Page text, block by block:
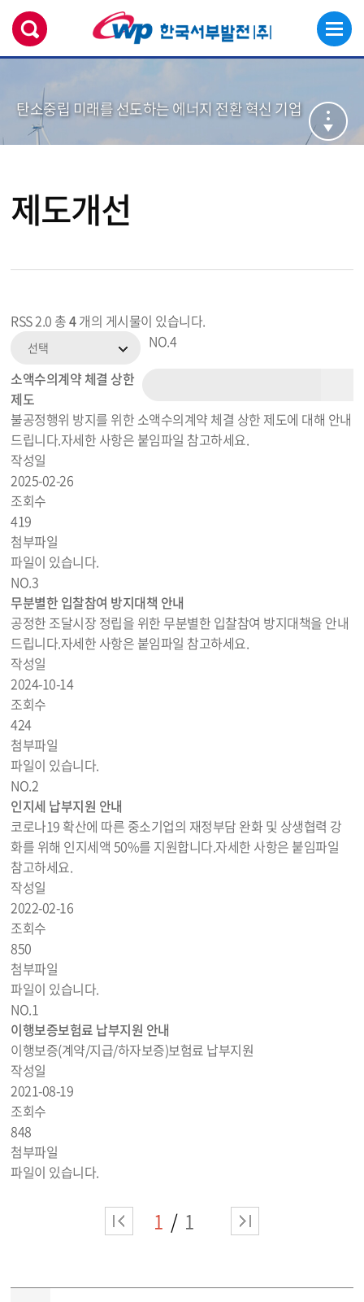
탄소중립 미래를 선도하는 에너지 전환 혁신 기업
제도개선
RSS 2.0 총4개의 게시물이 있습니다.
선택 NO.4
소액수의계약 체결 상한
제도
불공정행위 방지를 위한 소액수의계약 체결 상한 제도에 대해 안내
드립니다.자세한 사항은 붙임파일 참고하세요.
작성일
2025-02-26
조회수
419
첨부파일
파일이 있습니다.
NO.3
무분별한 입찰참여 방지대책 안내
공정한 조달시장 정립을 위한 무분별한 입찰참여 방지대책을 안내
드립니다.자세한 사항은 붙임파일 참고하세요.
작성일
2024-10-14
조회수
424
첨부파일
파일이 있습니다.
NO.2
인지세 납부지원 안내
코로나19 확산에 따른 중소기업의 재정부담 완화 및 상생협력 강
화를 위해 인지세액 50%를 지원합니다.자세한 사항은 붙임파일
참고하세요.
작성일
2022-02-16
조회수
850
첨부파일
파일이 있습니다.
NO.1
이행보증보험료 납부지원 안내
이행보증(계약/지급/하자보증)보험료 납부지원
작성일
2021-08-19
조회수
848
첨부파일
파일이 있습니다.
1 1